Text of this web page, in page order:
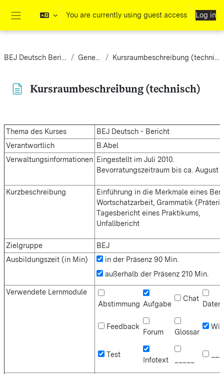
Skip to main content
You are currently using guest access Log in
BEJ Deutsch Bericht General Kursraumbeschreibung (technisch)
Kursraumbeschreibung (technisch)
Thema des Kurses
BEJ Deutsch - Bericht
Verantwortlich
B.Abel
Verwaltungsinformationen Eingestellt im Juli 2010.
Bevorratungszeitraum bis ca. August
Kurzbeschreibung Einführung in die Merkmale eines
Wortschatzarbeit, Grammatik
Tagesbericht eines Praktikums,
Unfallbericht
Zielgruppe
BEJ
Ausbildungszeit (in Min)
in der Präsenz 90 Min.
außerhalb der Präsenz 210 Min.
Verwendete Lernmodule
Abstimmung Aufgabe
Chat
Feedback
Forum Glossar
Test
Infotext